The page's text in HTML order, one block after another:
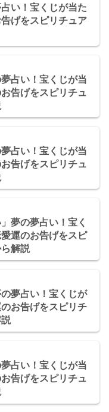
い！宝くじが当た
げをスピリチュア
占い！宝くじが当
告げをスピリチュ
占い！宝くじが当
告げをスピリチュ
夢の夢占い！宝く
運のお告げをスピ
解説
の夢占い！宝くじが
お告げをスピリチ
占い！宝くじが当
告げをスピリチュ